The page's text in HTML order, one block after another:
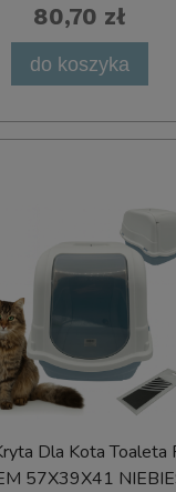
80,70 zł
do koszyka
Dla Kota Toaleta
57X39X41